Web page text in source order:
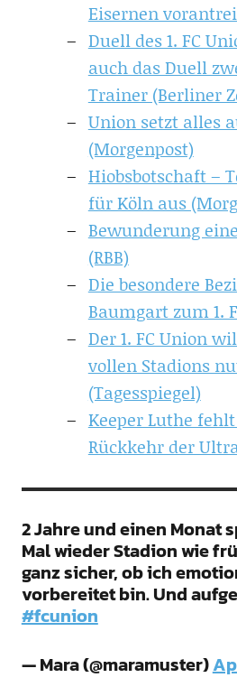
Eisernen
Duell des 1. FC
auch das Duell
Trainer (Berliner
Union setzt alles
(Morgenpost)
Hiobsbotschaft –
für Köln aus
Bewunderung
(RBB)
Die besondere
Baumgart zum 1.
Der 1. FC Union
vollen Stadions
(Tagesspiegel)
Keeper Luthe
Rückkehr der
2 Jahre und einen Monat
Mal wieder Stadion wie
ganz sicher, ob ich
vorbereitet bin. Und
#fcunion
— Mara (@maramuster)